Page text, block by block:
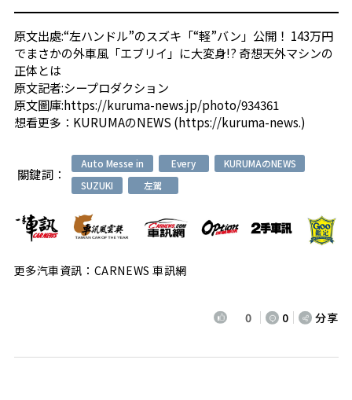
原文出處:“左ハンドル”のスズキ「“軽”バン」公開！ 143万円
でまさかの外車風「エブリイ」に大変身!? 奇想天外マシンの
正体とは
原文記者:シープロダクション
原文圖庫:https://kuruma-news.jp/photo/934361
想看更多： KURUMAのNEWS (https://kuruma-news.)
關鍵詞：
Auto Messe in Every
KURUMAのNEWS
SUZUKI
左駕
更多汽車資訊：CARNEWS 車訊網
0 0 分享